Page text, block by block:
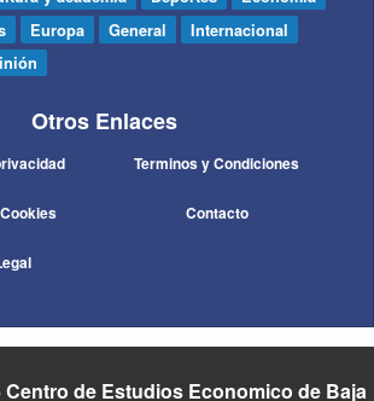
Europa General
Internacional
Otros Enlaces
Terminos y Condiciones
Contacto
de Estudios Economico de Baja